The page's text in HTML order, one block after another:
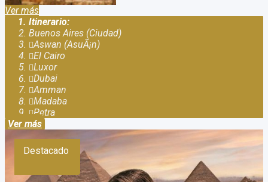
Ver más
Itinerario:
Buenos Aires (Ciudad)
Aswan (AsuÃ¡n)
El Cairo
Luxor
Dubai
Amman
Madaba
Petra
Ver más
Destacado